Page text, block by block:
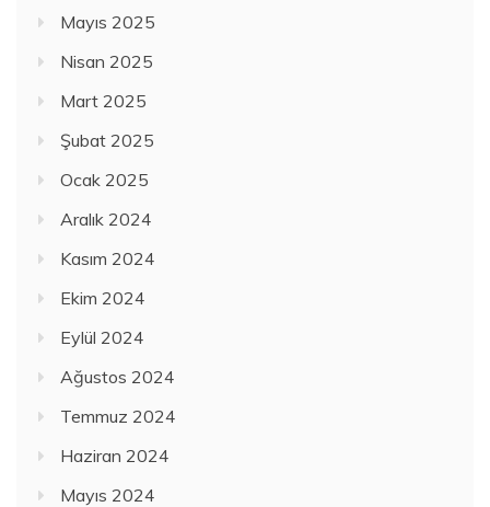
Mayıs 2025
Nisan 2025
Mart 2025
Şubat 2025
Ocak 2025
Aralık 2024
Kasım 2024
Ekim 2024
Eylül 2024
Ağustos 2024
Temmuz 2024
Haziran 2024
Mayıs 2024